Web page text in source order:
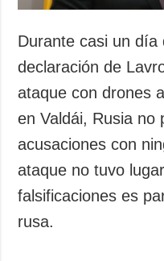
Durante casi un día
declaración de
ataque con drones
en Valdái, Rusia no
acusaciones con
ataque no tuvo
falsificaciones es
rusa.